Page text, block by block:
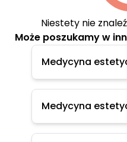
Niestety nie
Może poszukamy w
Medycyna
Medycyna